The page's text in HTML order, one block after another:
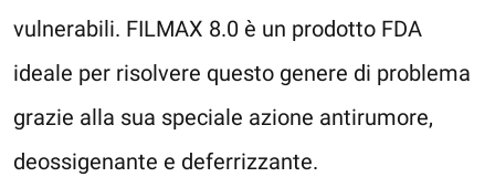
vulnerabili. FILMAX 8.0 è un prodotto FDA
ideale per risolvere questo genere di problema
grazie alla sua speciale azione antirumore,
deossigenante e deferrizzante.